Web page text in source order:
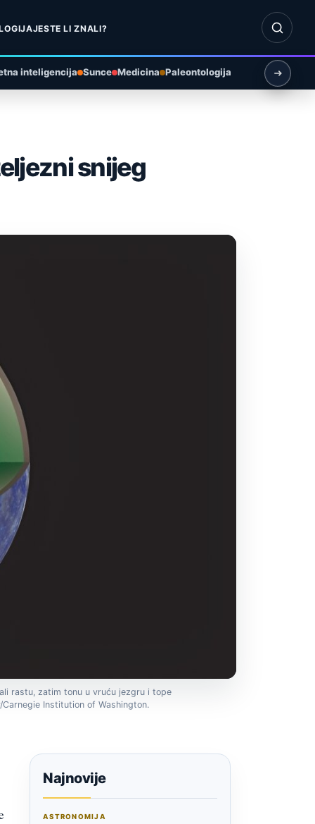
JESTE LI ZNALI?
Otvori
inteligencija Sunce Medicina Paleontologija
snijeg
rastu, zatim tonu u vruću jezgru i tope
Institution of Washington.
Najnovije
ASTRONOMIJA